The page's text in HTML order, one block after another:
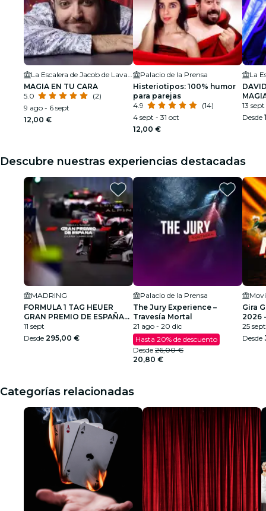
MAGIA EN TU CARA
5.0
(2)
9 ago - 6 sept
12,00 €
Palacio de la Prensa
Histeriotipos: 100% humor
para parejas
4.9
(14)
4 sept - 31 oct
12,00 €
13
Desde
Descubre nuestras experiencias destacadas
MADRING
FORMULA 1 TAG HEUER
GRAN PREMIO DE ESPAÑA
2026
11 sept
Desde 295,00 €
Palacio de la Prensa
The Jury Experience –
Travesía Mortal
21 ago - 20 dic
Hasta 20% de descuento
Desde 26,00 €
20,80 €
Gira
2026
25 sept
Desde
Categorías relacionadas